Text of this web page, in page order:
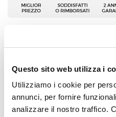
Questo sito web utilizza i
Utilizziamo i cookie per
annunci, per fornire
analizzare il nostro traffico.
Freia Wood
Dimensioni
77 cm
Forma